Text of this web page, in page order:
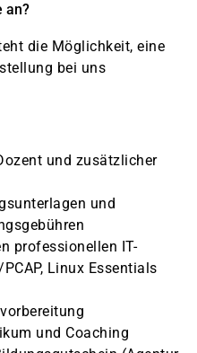
an?
die Möglichkeit, eine
bei uns
und zusätzlicher
und
professionellen IT-
Linux Essentials
und Coaching